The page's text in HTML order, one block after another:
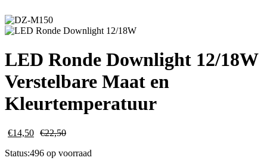
LED Ronde Downlight 12/18W
Verstelbare Maat en
Kleurtemperatuur
€14,50 €22,50
Status:496 op voorraad